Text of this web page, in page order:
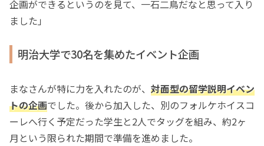
企画ができるというのを見て、一石二鳥だなと思って入り
ました」
明治大学で30名を集めたイベント企画
まなさんが特に力を入れたのが、 対面型の留学説明イベン
トの企画でした。後から加入した、別のフォルケホイスコ
ーレへ行く予定だった学生と2人でタッグを組み、約2ヶ
月という限られた期間で準備を進めました。